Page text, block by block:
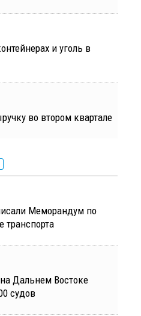
и уголь в
во втором квартале
Меморандум по
транспорта
Дальнем Востоке
судов